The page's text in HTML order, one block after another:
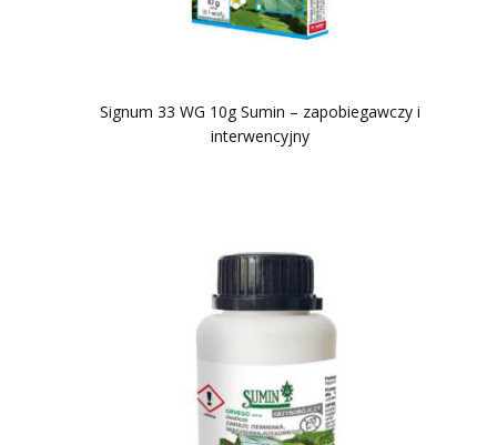
Signum 33 WG 10g Sumin – zapobiegawczy i
interwencyjny